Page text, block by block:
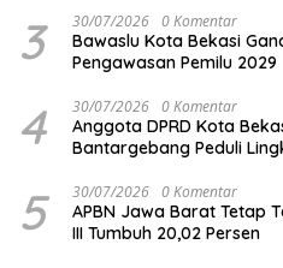
3 30/07/2026 0 Komentar
Bawaslu Kota Bekasi
Pengawasan Pemilu 2029
4 30/07/2026 0 Komentar
Anggota DPRD Kota
Bantargebang Peduli
5 30/07/2026 0 Komentar
APBN Jawa Barat Tetap
III Tumbuh 20,02 Persen